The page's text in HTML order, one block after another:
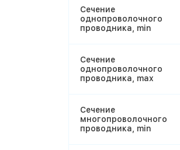
Сечение
однопроволочного
проводника, min
Сечение
однопроволочного
проводника, max
Сечение
многопроволочного
проводника, min